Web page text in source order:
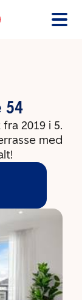
54
2019 i 5.
med